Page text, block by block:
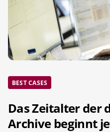
BEST CASES
Das Zeitalter der
Archive beginnt